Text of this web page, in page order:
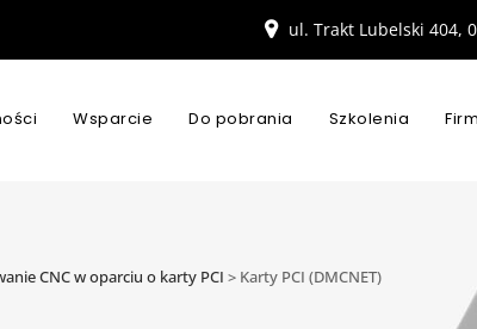
ul. Trakt Lubelski 404,
Wsparcie Do pobrania Szkolenia
CNC w oparciu o karty PCI > Karty PCI (DMCNET)